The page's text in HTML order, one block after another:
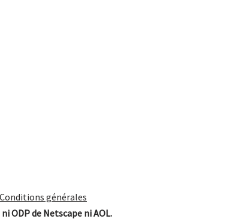
Conditions générales
ODP de Netscape ni AOL.